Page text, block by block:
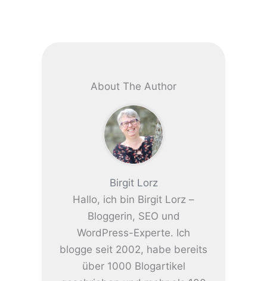
About The Author
Birgit Lorz
Hallo, ich bin Birgit Lorz –
Bloggerin, SEO und
WordPress-Experte. Ich
blogge seit 2002, habe bereits
über 1000 Blogartikel